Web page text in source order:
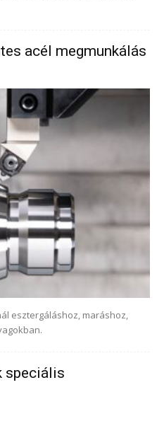
acél megmunkálás
esztergáláshoz, maráshoz,
speciális